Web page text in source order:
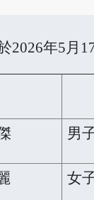
2026年5月
男
女